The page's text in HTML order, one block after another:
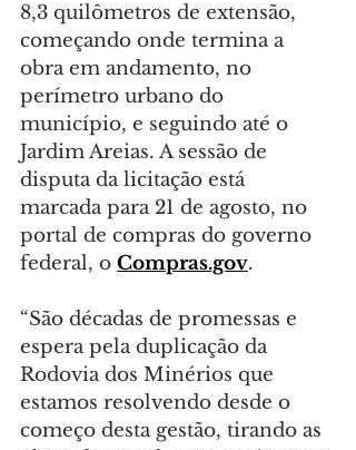
8,3 quilômetros de extensão,
começando onde termina a
obra em andamento, no
perímetro urbano do
município, e seguindo até o
Jardim Areias. A sessão de
disputa da licitação está
marcada para 21 de agosto, no
portal de compras do governo
federal, o Compras.gov.
“São décadas de promessas e
espera pela duplicação da
Rodovia dos Minérios que
estamos resolvendo desde o
começo desta gestão, tirando as